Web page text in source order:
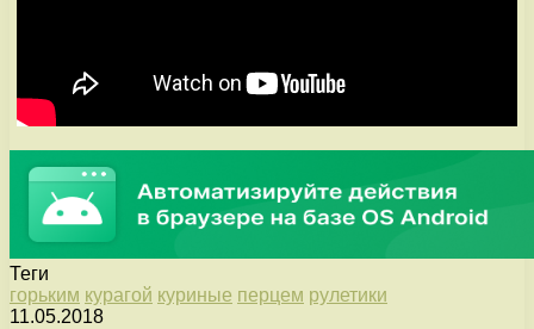
Теги
горьким курагой куриные перцем рулетики
11.05.2018